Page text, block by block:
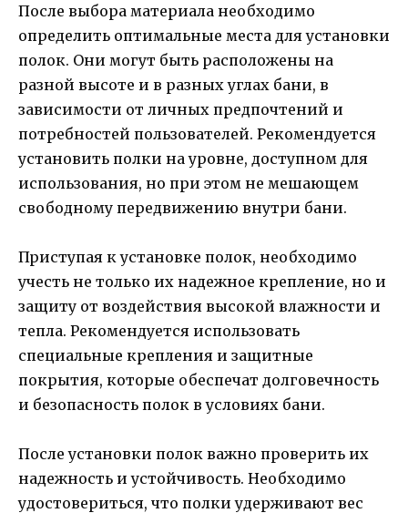
После выбора материала необходимо
определить оптимальные места для установки
полок. Они могут быть расположены на
разной высоте и в разных углах бани, в
зависимости от личных предпочтений и
потребностей пользователей. Рекомендуется
установить полки на уровне, доступном для
использования, но при этом не мешающем
свободному передвижению внутри бани.
Приступая к установке полок, необходимо
учесть не только их надежное крепление, но и
защиту от воздействия высокой влажности и
тепла. Рекомендуется использовать
специальные крепления и защитные
покрытия, которые обеспечат долговечность
и безопасность полок в условиях бани.
После установки полок важно проверить их
надежность и устойчивость. Необходимо
удостовериться, что полки удерживают вес